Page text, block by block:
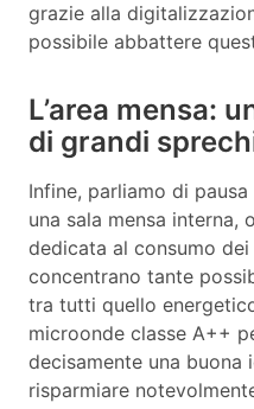
grazie alla
possibile abbattere
L’area mensa:
di grandi
Infine, parliamo di
una sala mensa interna,
dedicata al consumo
concentrano tante
tra tutti quello
microonde classe A++
decisamente una buona
risparmiare